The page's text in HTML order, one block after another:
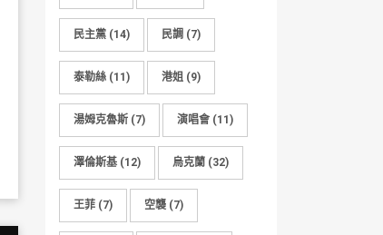
民主黨 (14) 民調 (7)
泰勒絲 (11) 港姐 (9)
湯姆克魯斯 (7) 演唱會 (11)
澤倫斯基 (12) 烏克蘭 (32)
王菲 (7) 空襲 (7)